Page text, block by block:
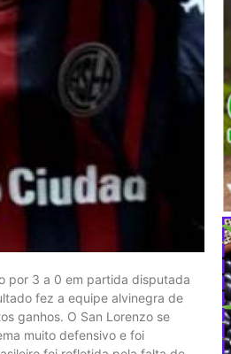
por 3 a 0 em partida disputada
fez a equipe alvinegra de
ganhos. O San Lorenzo se
muito defensivo e foi